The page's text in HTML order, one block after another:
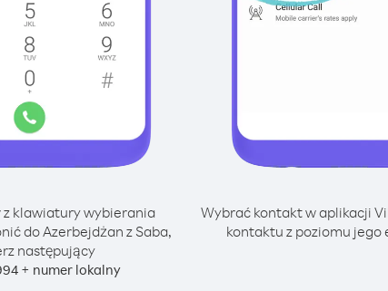
klawiatury wybierania
do Azerbejdżan z Saba,
następujący
+ numer lokalny
Wybrać kontakt w aplikacji
kontaktu z poziomu jego